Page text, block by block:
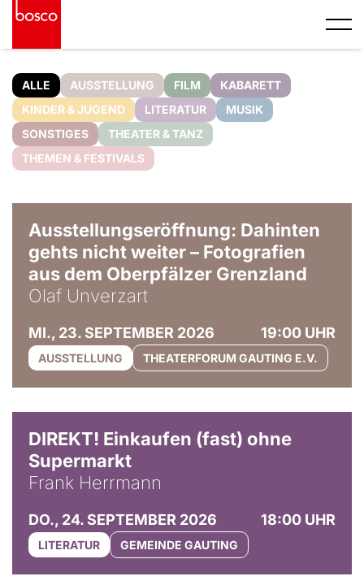
ALLE AUSSTELLUNG FILM
KABARETT
KINDER & JUGEND
LITERATUR
MUSIK
SONSTIGES
THEATER & TANZ
THEMEN & FESTIVALS
Ausstellungseröffnung: Dahinten
gehts nicht weiter – Fotografien
aus dem Oberpfälzer Grenzland
Olaf Unverzart
MI., 23. SEPTEMBER 2026 19:00 UHR
AUSSTELLUNG THEATERFORUM GAUTING E.V.
DIREKT! Einkaufen (fast) ohne
Supermarkt
Frank Herrmann
DO., 24. SEPTEMBER 2026 18:00 UHR
LITERATUR GEMEINDE GAUTING